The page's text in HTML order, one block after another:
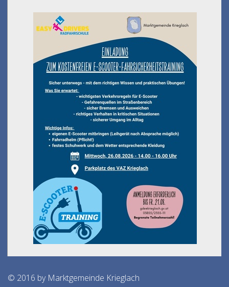
© 2016 by Marktgemeinde Krieglach